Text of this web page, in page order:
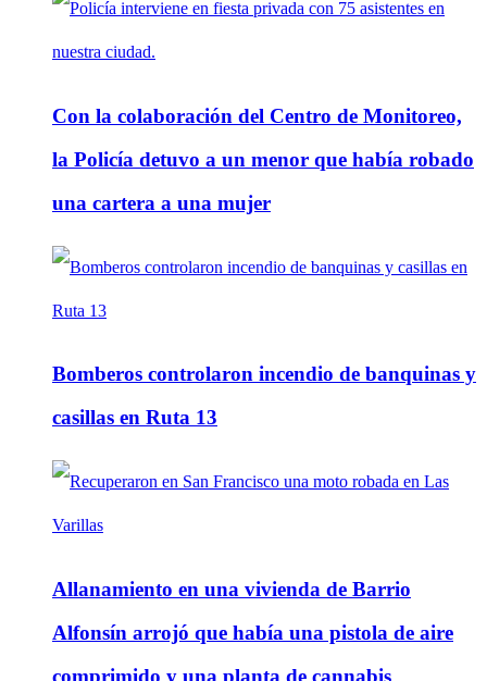
Con la colaboración del Centro de Monitoreo,
la Policía detuvo a un menor que había robado
una cartera a una mujer
Bomberos controlaron incendio de banquinas y
casillas en Ruta 13
Allanamiento en una vivienda de Barrio
Alfonsín arrojó que había una pistola de aire
comprimido y una planta de cannabis